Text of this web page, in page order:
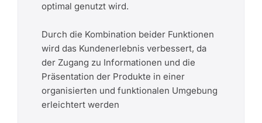
optimal genutzt wird.
Durch die Kombination beider Funktionen
wird das Kundenerlebnis verbessert, da
der Zugang zu Informationen und die
Präsentation der Produkte in einer
organisierten und funktionalen Umgebung
erleichtert werden